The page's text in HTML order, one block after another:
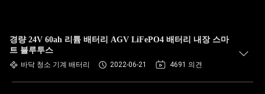
경량 24V 60ah 리튬 배터리 AGV LiFePO4 배터리 내장 스마
트 블루투스
바닥 청소 기계 배터리 2022-06-21 4691 의견